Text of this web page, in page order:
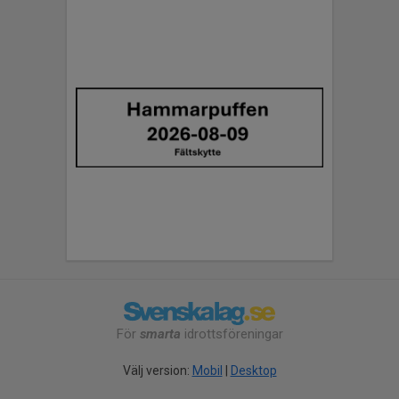
För smarta idrottsföreningar
Välj version: Mobil Desktop